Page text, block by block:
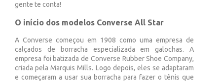
gente te conta!
O início dos modelos Converse All Star
A Converse começou em 1908 como uma empresa de
calçados de borracha especializada em galochas. A
empresa foi batizada de Converse Rubber Shoe Company,
criada pela Marquis Mills. Logo depois, eles se adaptaram
e começaram a usar sua borracha para fazer o tênis que